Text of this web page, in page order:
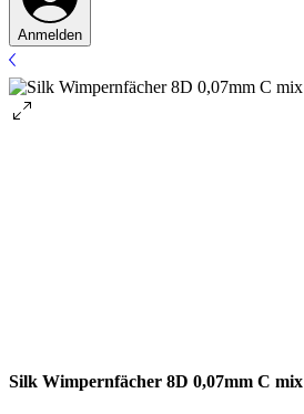
Anmelden
Silk Wimpernfächer 8D 0,07mm C mix